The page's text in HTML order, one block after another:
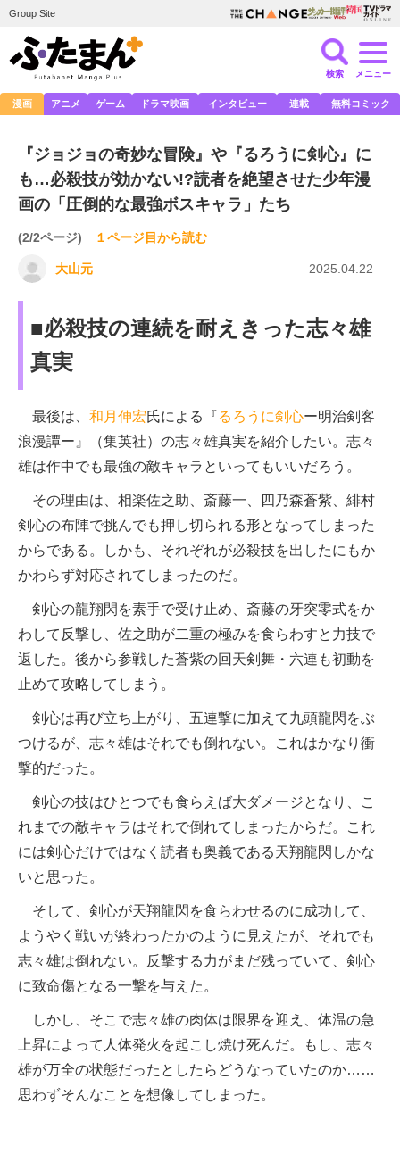
Group Site
検索 メニュー
漫画 アニメ ゲーム ドラマ映画 インタビュー 連載 無料コミック
『ジョジョの奇妙な冒険』や『るろうに剣心』に
も…必殺技が効かない!?読者を絶望させた少年漫
画の「圧倒的な最強ボスキャラ」たち
(2/2ページ) １ページ目から読む
大山元 2025.04.22
■必殺技の連続を耐えきった志々雄
真実
最後は、 和月伸宏氏による『るろうに剣心ー明治剣客
浪漫譚ー』（集英社）の志々雄真実を紹介したい。志々
雄は作中でも最強の敵キャラといってもいいだろう。
その理由は、相楽佐之助、斎藤一、四乃森蒼紫、緋村
剣心の布陣で挑んでも押し切られる形となってしまった
からである。しかも、それぞれが必殺技を出したにもか
かわらず対応されてしまったのだ。
剣心の龍翔閃を素手で受け止め、斎藤の牙突零式をか
わして反撃し、佐之助が二重の極みを食らわすと力技で
返した。後から参戦した蒼紫の回天剣舞・六連も初動を
止めて攻略してしまう。
剣心は再び立ち上がり、五連撃に加えて九頭龍閃をぶ
つけるが、志々雄はそれでも倒れない。これはかなり衝
撃的だった。
剣心の技はひとつでも食らえば大ダメージとなり、こ
れまでの敵キャラはそれで倒れてしまったからだ。これ
には剣心だけではなく読者も奥義である天翔龍閃しかな
いと思った。
そして、剣心が天翔龍閃を食らわせるのに成功して、
ようやく戦いが終わったかのように見えたが、それでも
志々雄は倒れない。反撃する力がまだ残っていて、剣心
に致命傷となる一撃を与えた。
しかし、そこで志々雄の肉体は限界を迎え、体温の急
上昇によって人体発火を起こし焼け死んだ。もし、志々
雄が万全の状態だったとしたらどうなっていたのか……
思わずそんなことを想像してしまった。